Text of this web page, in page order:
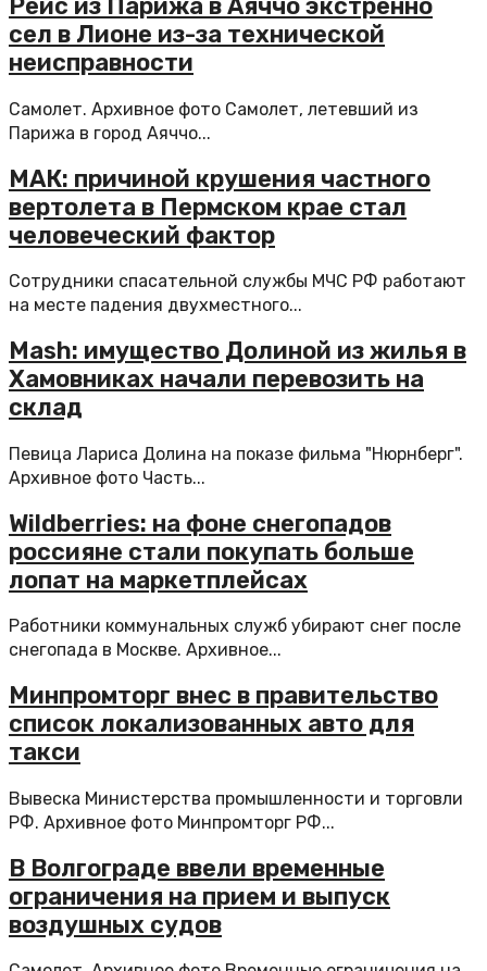
Рейс из Парижа в Аяччо экстренно
сел в Лионе из-за технической
неисправности
Самолет. Архивное фото Самолет, летевший из
Парижа в город Аяччо...
МАК: причиной крушения частного
вертолета в Пермском крае стал
человеческий фактор
Сотрудники спасательной службы МЧС РФ работают
на месте падения двухместного...
Mash: имущество Долиной из жилья в
Хамовниках начали перевозить на
склад
Певица Лариса Долина на показе фильма "Нюрнберг".
Архивное фото Часть...
Wildberries: на фоне снегопадов
россияне стали покупать больше
лопат на маркетплейсах
Работники коммунальных служб убирают снег после
снегопада в Москве. Архивное...
Минпромторг внес в правительство
список локализованных авто для
такси
Вывеска Министерства промышленности и торговли
РФ. Архивное фото Минпромторг РФ...
В Волгограде ввели временные
ограничения на прием и выпуск
воздушных судов